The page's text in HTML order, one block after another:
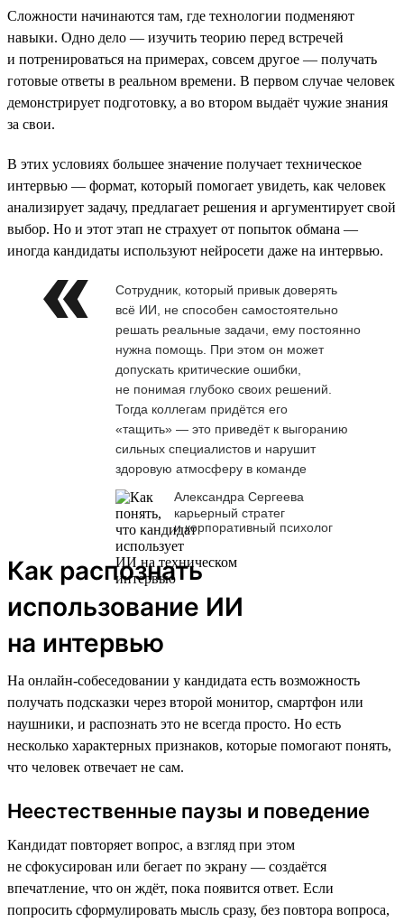
Сложности начинаются там, где технологии подменяют
навыки. Одно дело — изучить теорию перед встречей
и потренироваться на примерах, совсем другое — получать
готовые ответы в реальном времени. В первом случае человек
демонстрирует подготовку, а во втором выдаёт чужие знания
за свои.
В этих условиях большее значение получает техническое
интервью — формат, который помогает увидеть, как человек
анализирует задачу, предлагает решения и аргументирует свой
выбор. Но и этот этап не страхует от попыток обмана —
иногда кандидаты используют нейросети даже на интервью.
Сотрудник, который привык доверять
всё ИИ, не способен самостоятельно
решать реальные задачи, ему постоянно
нужна помощь. При этом он может
допускать критические ошибки,
не понимая глубоко своих решений.
Тогда коллегам придётся его
«тащить» — это приведёт к выгоранию
сильных специалистов и нарушит
здоровую атмосферу в команде
Александра Сергеева
карьерный стратег
и корпоративный психолог
Как распознать
использование ИИ
на интервью
На онлайн-собеседовании у кандидата есть возможность
получать подсказки через второй монитор, смартфон или
наушники, и распознать это не всегда просто. Но есть
несколько характерных признаков, которые помогают понять,
что человек отвечает не сам.
Неестественные паузы и поведение
Кандидат повторяет вопрос, а взгляд при этом
не сфокусирован или бегает по экрану — создаётся
впечатление, что он ждёт, пока появится ответ. Если
попросить сформулировать мысль сразу, без повтора вопроса,